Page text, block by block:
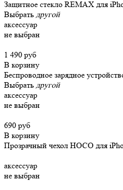
Защитное стекло REMAX для
Выбрать другой
аксессуар
не выбран
1 490 руб
В корзину
Беспроводное зарядное
Выбрать другой
аксессуар
не выбран
690 руб
В корзину
Прозрачный чехол HOCO для
аксессуар
не выбран